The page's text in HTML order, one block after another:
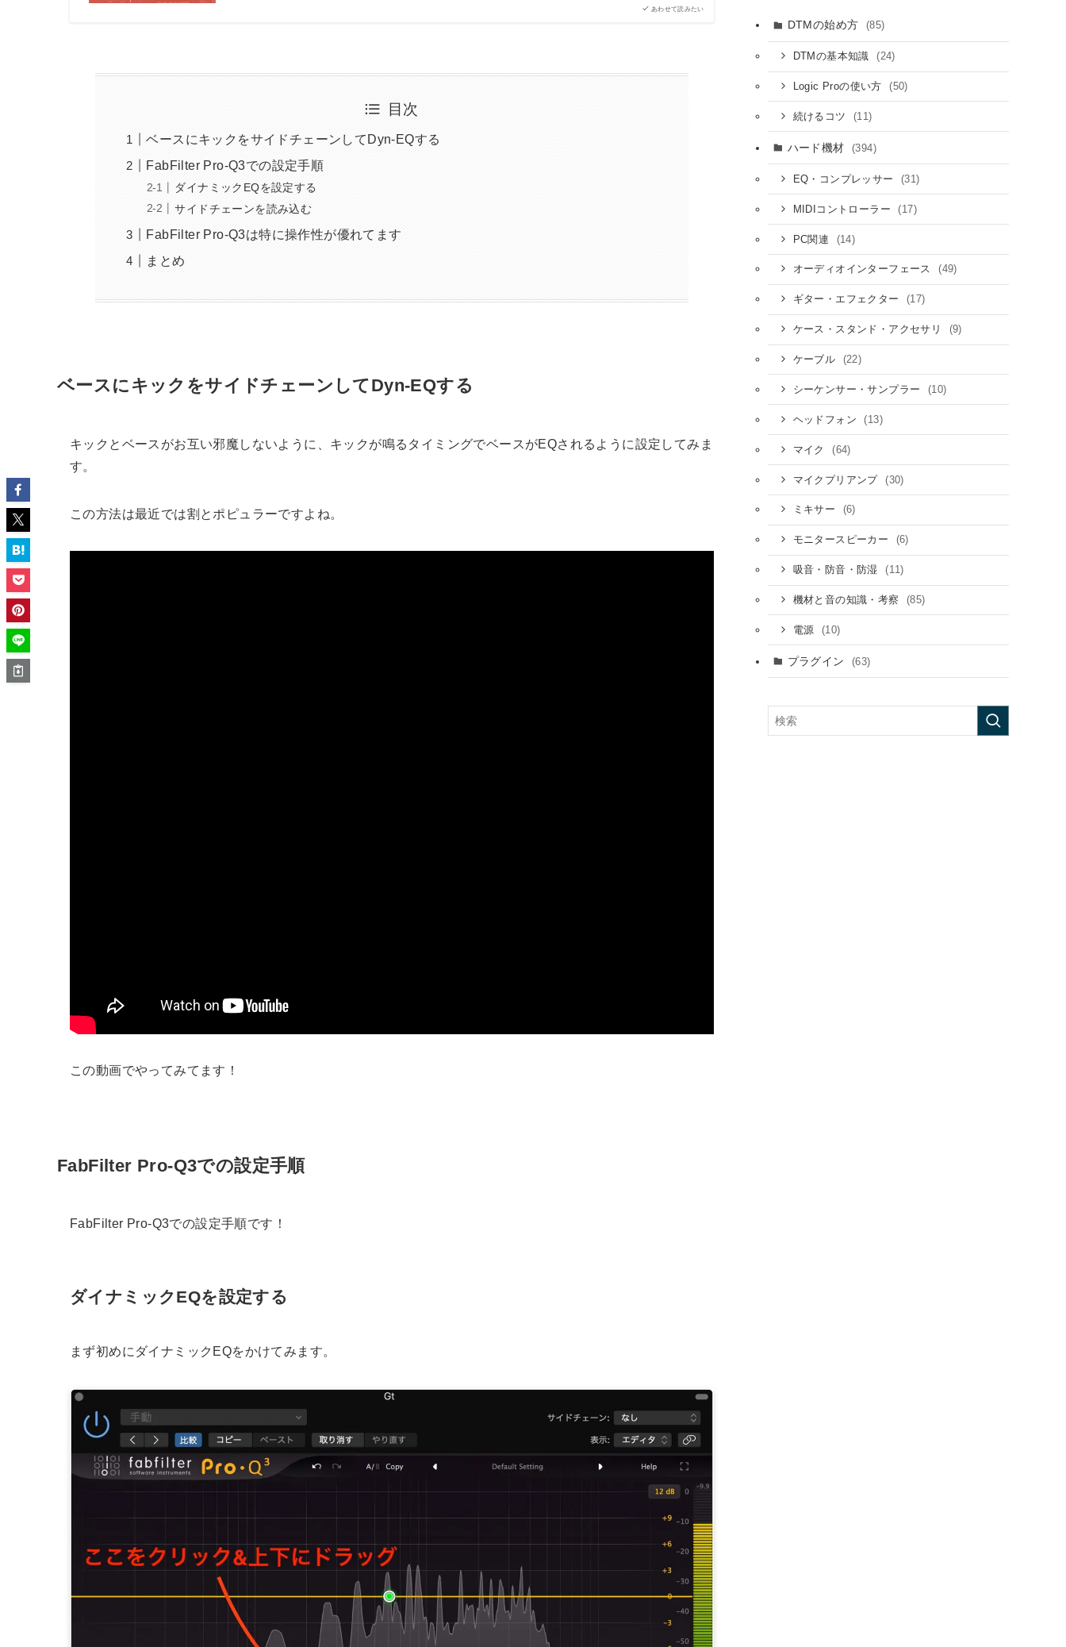
あわせて読みたい
目次
ベースにキックをサイドチェーンしてDyn-EQする
FabFilter Pro-Q3での設定手順
ダイナミックEQを設定する
サイドチェーンを読み込む
FabFilter Pro-Q3は特に操作性が優れてます
まとめ
ベースにキックをサイドチェーンしてDyn-EQする
キックとベースがお互い邪魔しないように、キックが鳴るタイミングでベースがEQされるように設定してみま
す。
この方法は最近では割とポピュラーですよね。
この動画でやってみてます！
FabFilter Pro-Q3での設定手順
FabFilter Pro-Q3での設定手順です！
ダイナミックEQを設定する
まず初めにダイナミックEQをかけてみます。
DTMの始め方 (85)
DTMの基本知識 (24)
Logic Proの使い方 (50)
続けるコツ (11)
ハード機材 (394)
EQ・コンプレッサー (31)
MIDIコントローラー (17)
PC関連 (14)
オーディオインターフェース (49)
ギター・エフェクター (17)
ケース・スタンド・アクセサリ (9)
ケーブル (22)
シーケンサー・サンプラー (10)
ヘッドフォン (13)
マイク (64)
マイクプリアンプ (30)
ミキサー (6)
モニタースピーカー (6)
吸音・防音・防湿 (11)
機材と音の知識・考察 (85)
電源 (10)
プラグイン (63)